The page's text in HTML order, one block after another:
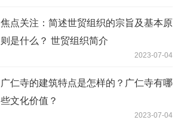
焦点关注：简述世贸组织的宗旨及基本原
则是什么？ 世贸组织简介
2023-07-04
广仁寺的建筑特点是怎样的？广仁寺有哪
些文化价值？
2023-07-04